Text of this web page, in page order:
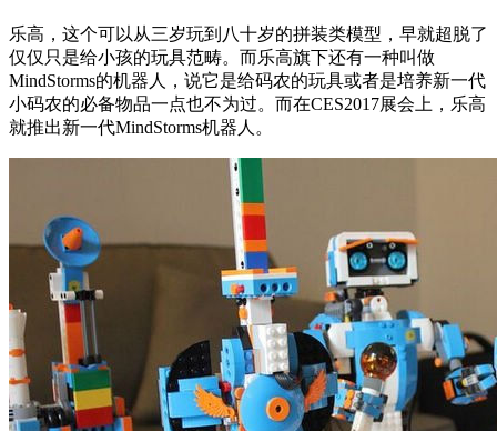
乐高，这个可以从三岁玩到八十岁的拼装类模型，早就超脱了
仅仅只是给小孩的玩具范畴。而乐高旗下还有一种叫做
MindStorms的机器人，说它是给码农的玩具或者是培养新一代
小码农的必备物品一点也不为过。而在CES2017展会上，乐高
就推出新一代MindStorms机器人。